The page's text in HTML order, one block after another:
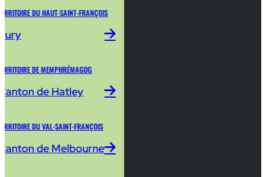
DU HAUT-SAINT-FRANÇOIS
DE MEMPHRÉMAGOG
de Hatley
DU VAL-SAINT-FRANÇOIS
de Melbourne